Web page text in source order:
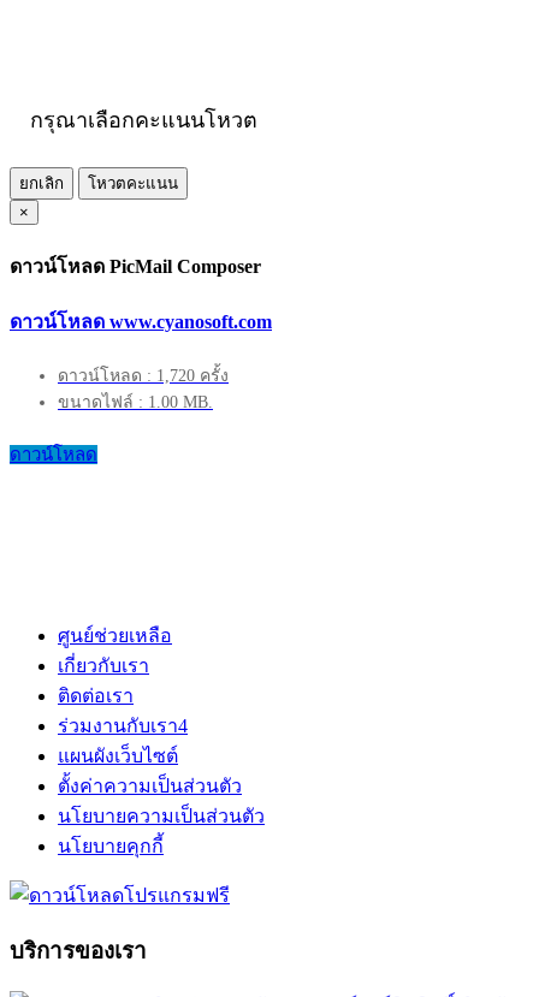
กรุณาเลือกคะแนนโหวต
ยกเลิก
โหวตคะแนน
×
ดาวน์โหลด PicMail Composer
ดาวน์โหลด www.cyanosoft.com
ดาวน์โหลด : 1,720 ครั้ง
ขนาดไฟล์ : 1.00 MB.
ดาวน์โหลด
ศูนย์ช่วยเหลือ
เกี่ยวกับเรา
ติดต่อเรา
ร่วมงานกับเรา4
แผนผังเว็บไซต์
ตั้งค่าความเป็นส่วนตัว
นโยบายความเป็นส่วนตัว
นโยบายคุกกี้
บริการของเรา